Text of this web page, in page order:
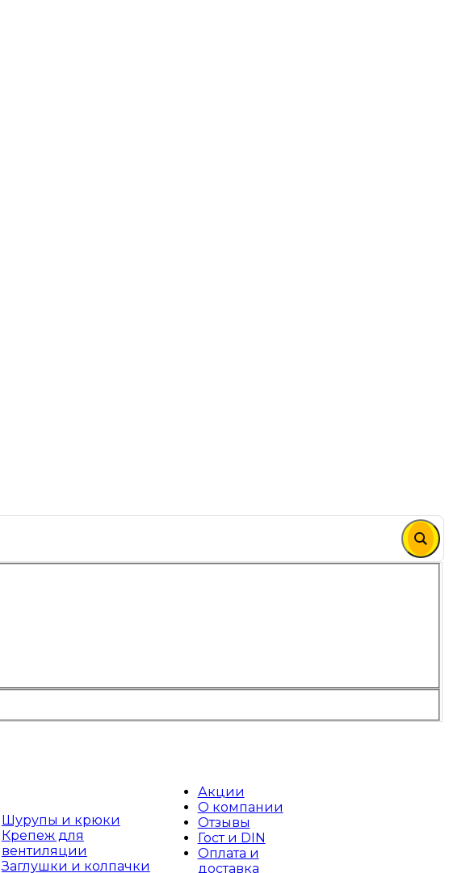
Шурупы и крюки
Крепеж для
вентиляции
Заглушки и колпачки
Акции
О компании
Отзывы
Гост и DIN
Оплата и
доставка